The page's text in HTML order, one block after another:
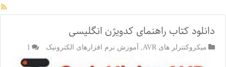
دانلود کتاب راهنمای کدویژن انگلیسی
میکروکنترلر های AVR آموزش نرم افزارهای الکترونیک 1